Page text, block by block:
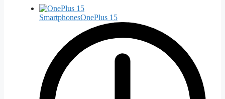
SmartphonesOnePlus 15